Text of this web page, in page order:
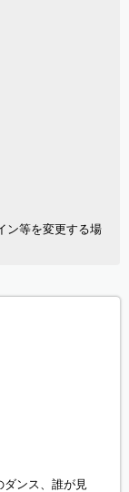
ン等を変更する場
ンス、誰が見